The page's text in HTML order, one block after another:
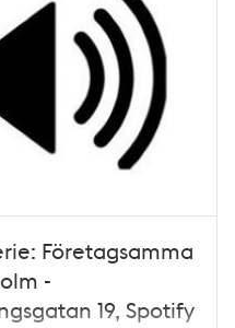
Företagsamma
-
19, Spotify